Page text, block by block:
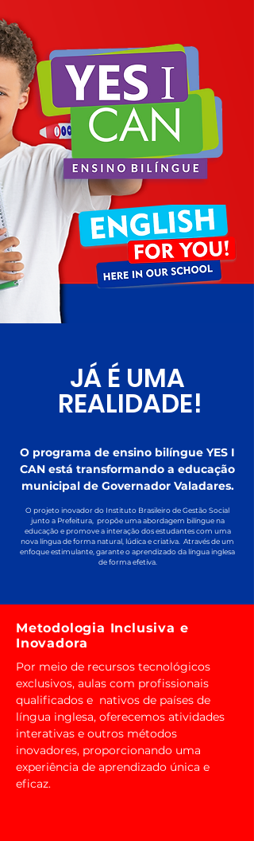
JÁ É UMA
REALIDADE!
O programa de ensino bilíngue YES I
CAN está transformando a educação
municipal de Governador Valadares.
O projeto inovador do Instituto Brasileiro de Gestão Social
junto a Prefeitura, propõe uma abordagem bilíngue na
educação e promove a interação dos estudantes com uma
nova língua de forma natural, lúdica e criativa. Através de um
enfoque estimulante, garante o aprendizado da língua inglesa
de forma efetiva.
Metodologia Inclusiva e
Inovadora
Por meio de recursos tecnológicos
exclusivos, aulas com profissionais
qualificados e nativos de países de
língua inglesa, oferecemos atividades
interativas e outros métodos
inovadores, proporcionando uma
experiência de aprendizado única e
eficaz.